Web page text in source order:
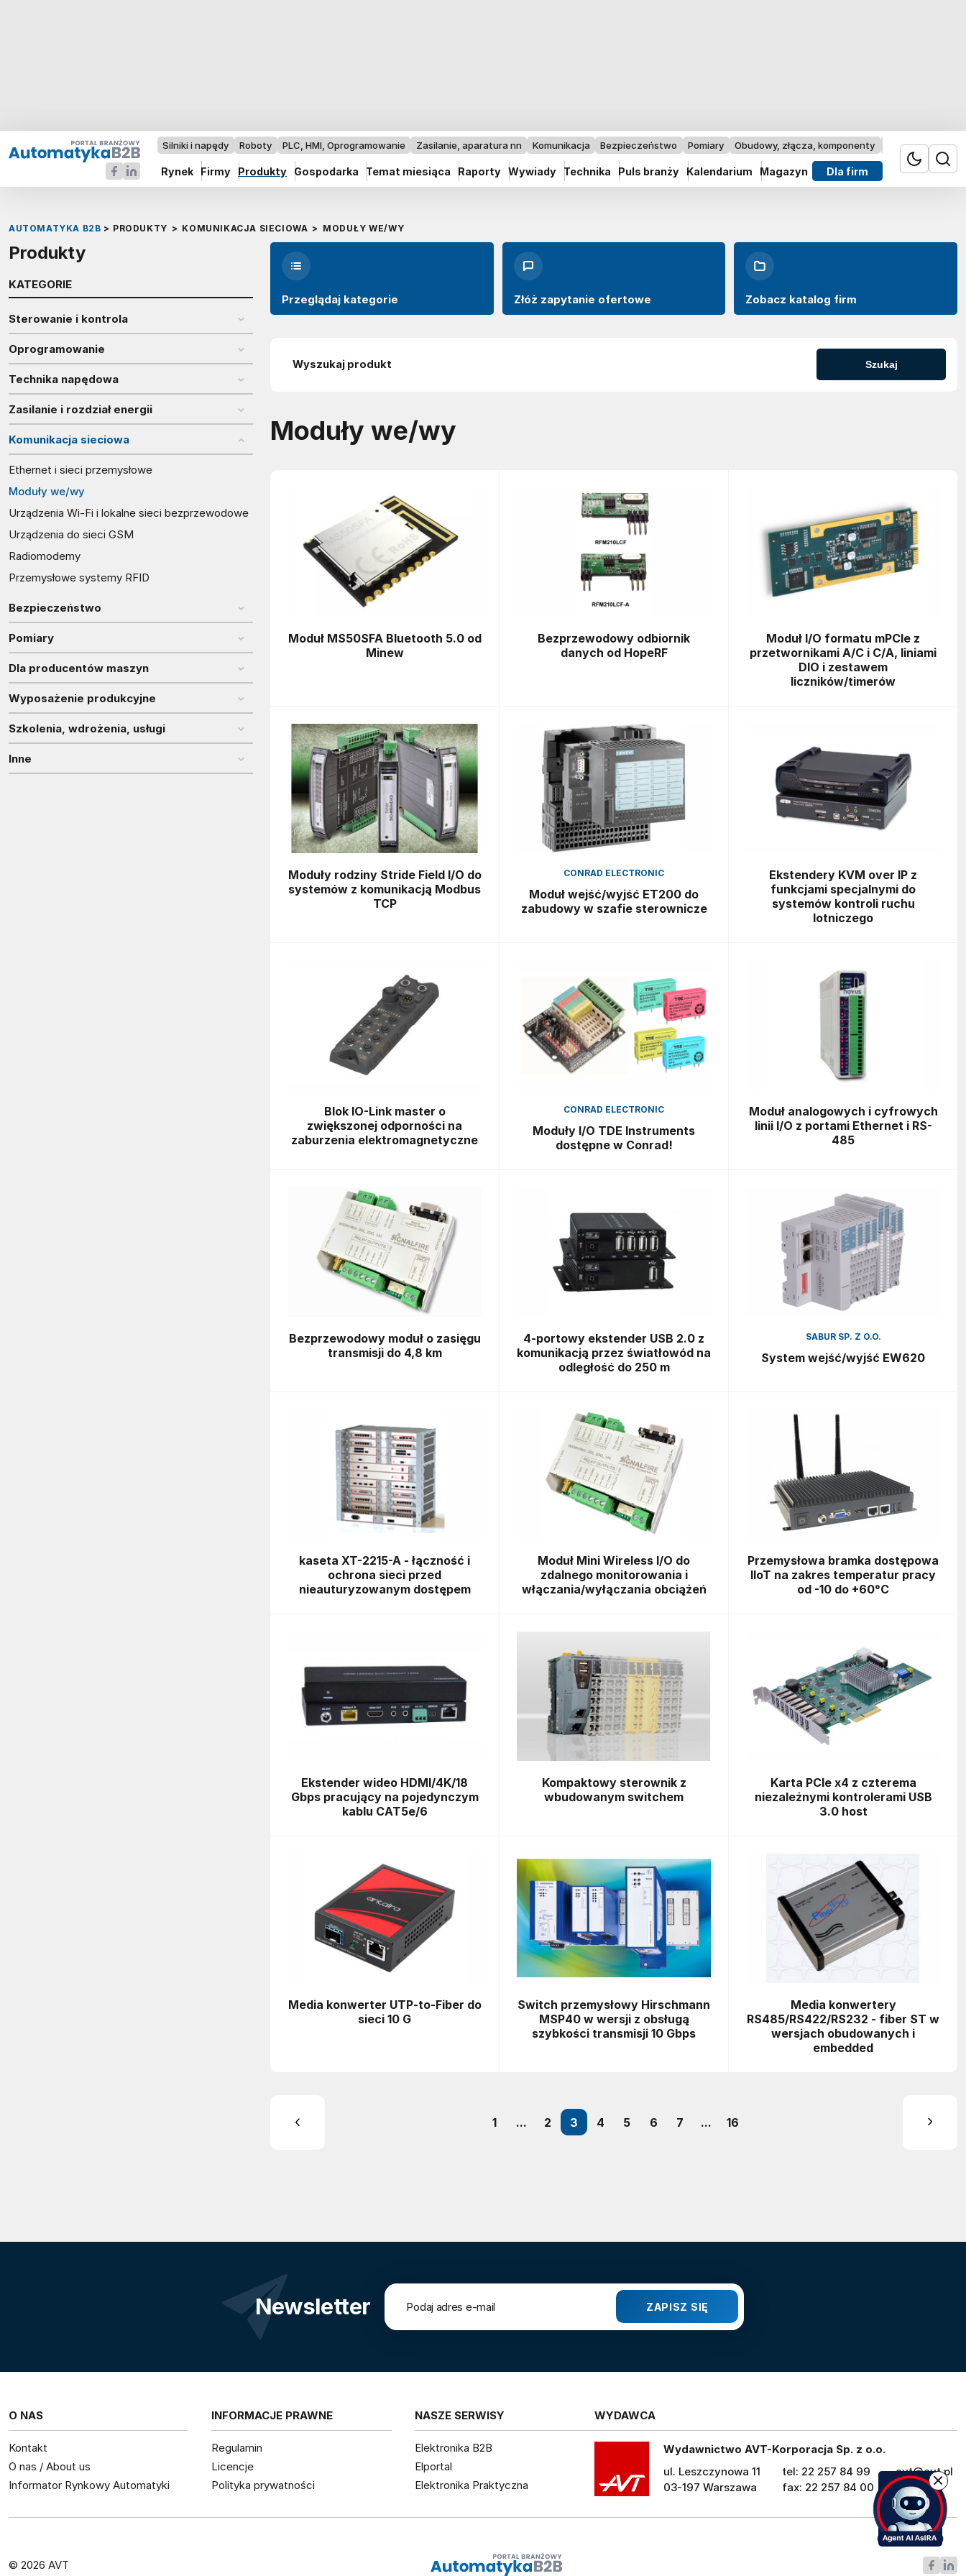
Silniki i napędy Roboty PLC, HMI, Oprogramowanie Zasilanie, aparatura nn Komunikacja Bezpieczeństwo Pomiary Obudowy, złącza, komponenty Przemysł 4.0
Rynek Firmy Produkty Gospodarka Temat miesiąca Raporty Wywiady Technika Puls branży Kalendarium Magazyn Dla firm
AUTOMATYKA B2B > PRODUKTY > KOMUNIKACJA SIECIOWA > MODUŁY WE/WY
Produkty
KATEGORIE
Sterowanie i kontrola
Oprogramowanie
Technika napędowa
Zasilanie i rozdział energii
Komunikacja sieciowa
Ethernet i sieci przemysłowe
Moduły we/wy
Urządzenia Wi-Fi i lokalne sieci bezprzewodowe
Urządzenia do sieci GSM
Radiomodemy
Przemysłowe systemy RFID
Bezpieczeństwo
Pomiary
Dla producentów maszyn
Wyposażenie produkcyjne
Szkolenia, wdrożenia, usługi
Inne
Przeglądaj kategorie Złóż zapytanie ofertowe Zobacz katalog firm
Szukaj
Moduły we/wy
Moduł MS50SFA Bluetooth 5.0 od
Minew
Bezprzewodowy odbiornik
danych od HopeRF
Moduł I/O formatu mPCIe z
przetwornikami A/C i C/A, liniami
DIO i zestawem
liczników/timerów
Moduły rodziny Stride Field I/O do
systemów z komunikacją Modbus
TCP
CONRAD ELECTRONIC
Moduł wejść/wyjść ET200 do
zabudowy w szafie sterownicze
Ekstendery KVM over IP z
funkcjami specjalnymi do
systemów kontroli ruchu
lotniczego
Blok IO-Link master o
zwiększonej odporności na
zaburzenia elektromagnetyczne
CONRAD ELECTRONIC
Moduły I/O TDE Instruments
dostępne w Conrad!
Moduł analogowych i cyfrowych
linii I/O z portami Ethernet i RS-
485
Bezprzewodowy moduł o zasięgu
transmisji do 4,8 km
4-portowy ekstender USB 2.0 z
komunikacją przez światłowód na
odległość do 250 m
SABUR SP. Z O.O.
System wejść/wyjść EW620
kaseta XT-2215-A - łączność i
ochrona sieci przed
nieauturyzowanym dostępem
Moduł Mini Wireless I/O do
zdalnego monitorowania i
włączania/wyłączania obciążeń
Przemysłowa bramka dostępowa
IIoT na zakres temperatur pracy
od -10 do +60°C
Ekstender wideo HDMI/4K/18
Gbps pracujący na pojedynczym
kablu CAT5e/6
Kompaktowy sterownik z
wbudowanym switchem
Karta PCIe x4 z czterema
niezależnymi kontrolerami USB
3.0 host
Media konwerter UTP-to-Fiber do
sieci 10 G
Switch przemysłowy Hirschmann
MSP40 w wersji z obsługą
szybkości transmisji 10 Gbps
Media konwertery
RS485/RS422/RS232 - fiber ST w
wersjach obudowanych i
embedded
1 ... 2 3 4 5 6 7 ... 16
Newsletter
O NAS
Kontakt
O nas / About us
Informator Rynkowy Automatyki
INFORMACJE PRAWNE
Regulamin
Licencje
Polityka prywatności
NASZE SERWISY
Elektronika B2B
Elportal
Elektronika Praktyczna
WYDAWCA
Wydawnictwo AVT-Korporacja Sp. z o.o.
ul. Leszczynowa 11
03-197 Warszawa
tel: 22 257 84 99
fax: 22 257 84 00
avt@avt.pl
avt.pl
© 2026 AVT